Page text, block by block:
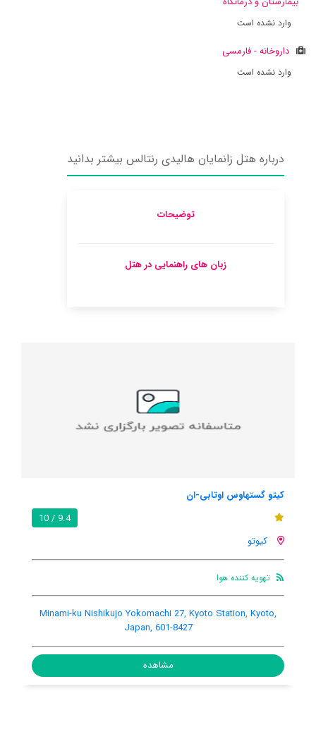
وارد نشده است
داروخانه - فارمسی
وارد نشده است
درباره هتل زانمایان هالیدی رنتالس بیشتر بدانید
توضیحات
زبان های راهنمایی در هتل
Minami-ku Nishikujo Yokomachi 27,
مشاهده
360 Yamazakicho, Higashiyama, Kyoto, Japan, 605-0841